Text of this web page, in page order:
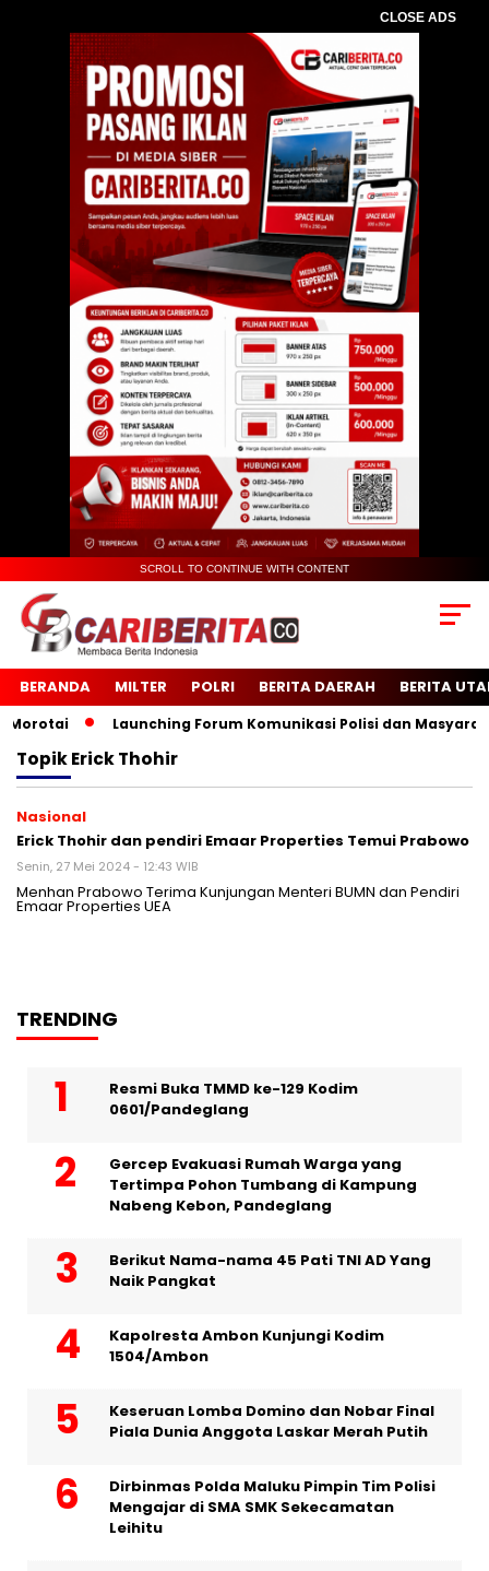
CLOSE ADS
SCROLL TO CONTINUE WITH CONTENT
BERANDA MILTER POLRI BERITA DAERAH BERITA
Launching Forum Komunikasi Polisi dan Masyarakat
TopikErick Thohir
Nasional
Erick Thohir dan pendiri Emaar Properties Temui Prabowo
Senin, 27 Mei 2024 - 12:43 WIB
Menhan Prabowo Terima Kunjungan Menteri BUMN dan Pendiri
Emaar Properties UEA
TRENDING
Resmi Buka TMMD ke-129 Kodim
0601/Pandeglang
Gercep Evakuasi Rumah Warga yang
Tertimpa Pohon Tumbang di Kampung
Nabeng Kebon, Pandeglang
Berikut Nama-nama 45 Pati TNI AD Yang
Naik Pangkat
Kapolresta Ambon Kunjungi Kodim
1504/Ambon
Keseruan Lomba Domino dan Nobar Final
Piala Dunia Anggota Laskar Merah Putih
Dirbinmas Polda Maluku Pimpin Tim Polisi
Mengajar di SMA SMK Sekecamatan
Leihitu